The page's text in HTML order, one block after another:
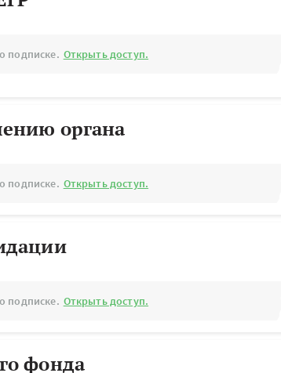
подписке. Открыть доступ.
органа
подписке. Открыть доступ.
подписке. Открыть доступ.
фонда